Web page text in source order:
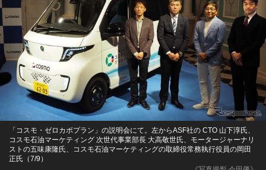
「コスモ・ゼロカボプラン」の説明会にて。左からASF社の CTO 山下淳氏、
コスモ石油マーケティング 次世代事業部長 大高敬世氏、モータージャーナリ
ストの五味康隆氏、コスモ石油マーケティングの取締役常務執行役員の岡田
正氏（7/9）